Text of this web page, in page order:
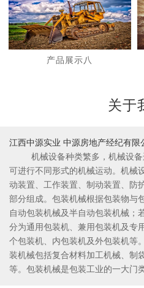
产品展示八
关于
江西中源实业 中源房地产经纪有限
机械设备种类繁多，机械设备
可进行不同形式的机械运动。机械
动装置、工作装置、制动装置、防
部分组成。包装机械根据包装物与
自动包装机械及半自动包装机械；
分为通用包装机、兼用包装机及专
个包装机、内包装机及外包装机等
装机械包括复合材料加工机械、制
等。包装机械是包装工业的一大门